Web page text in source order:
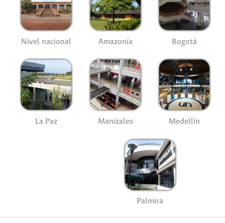
Nivel nacional Amazonía Bogotá
La Paz Manizales Medellín
Palmira